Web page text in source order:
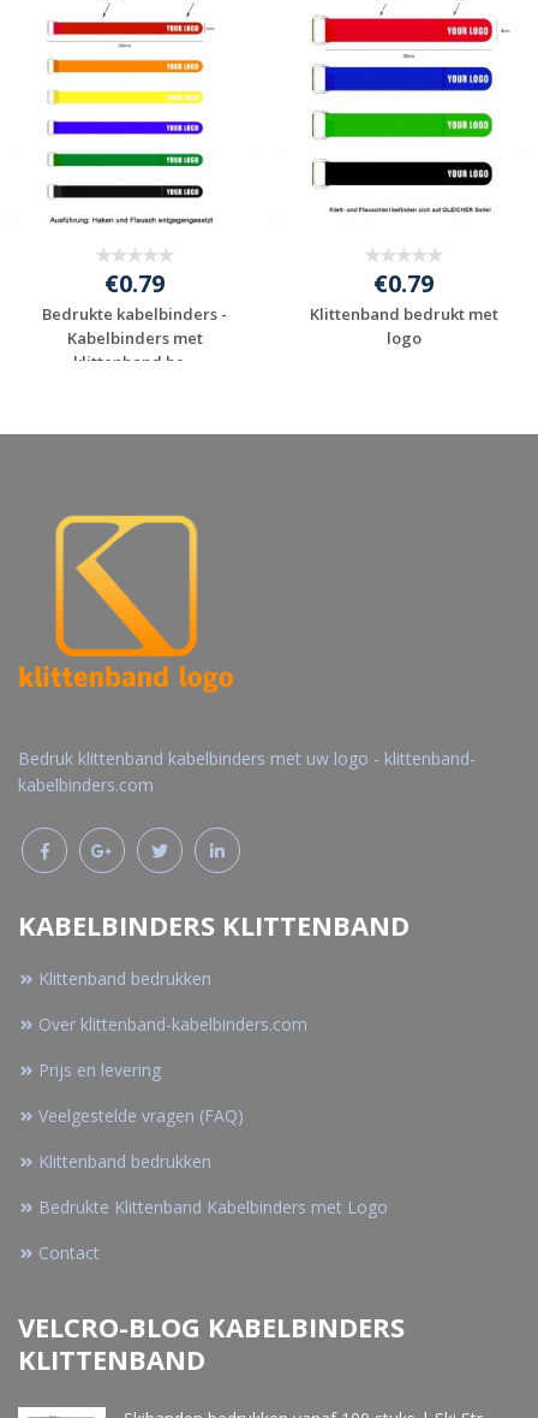
€0.79
Bedrukte kabelbinders -
Kabelbinders met
klittenband be...
€0.79
Klittenband bedrukt met
logo
Bedruk klittenband kabelbinders met uw logo - klittenband-
kabelbinders.com
KABELBINDERS KLITTENBAND
Klittenband bedrukken
Over klittenband-kabelbinders.com
Prijs en levering
Veelgestelde vragen (FAQ)
Klittenband bedrukken
Bedrukte Klittenband Kabelbinders met Logo
Contact
VELCRO-BLOG KABELBINDERS
KLITTENBAND